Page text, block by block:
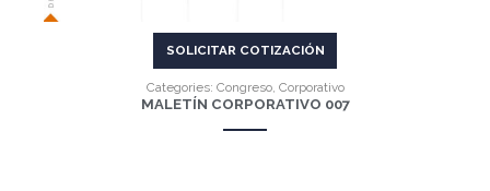
SOLICITAR COTIZACIÓN
Categories: Congreso, Corporativo
MALETÍN CORPORATIVO 007